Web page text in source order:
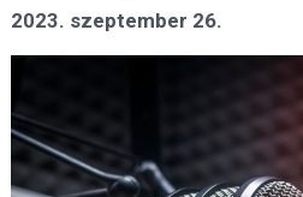
2023. szeptember 26.